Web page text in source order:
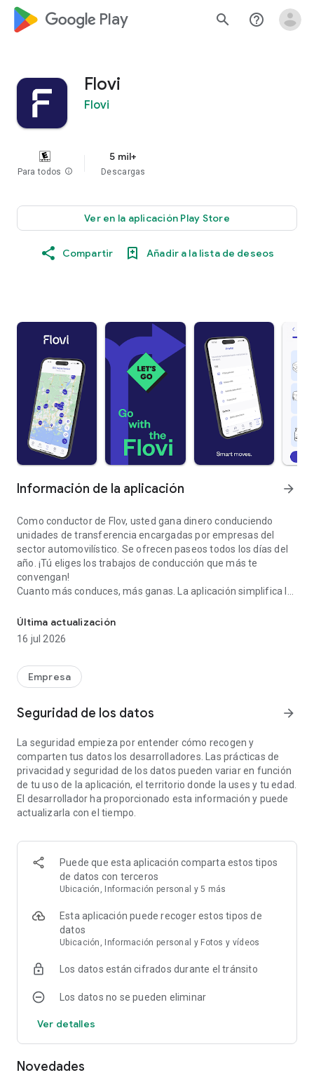
google_logo Play search help_outline
Flovi
Flovi
Para todos info
5 mil+
Descargas
Ver en la aplicación Play Store
Compartir Añadir a la lista de deseos
Información de la aplicación arrow_forward
Como conductor de Flov, usted gana dinero conduciendo
unidades de transferencia encargadas por empresas del
sector automovilístico. Se ofrecen paseos todos los días del
año. ¡Tú eliges los trabajos de conducción que más te
convengan!
Cuanto más conduces, más ganas. La aplicación simplifica la
recompensas y recibir recomendaciones para los momentos
que más le convengan. Gracias a la integración de Google
Maps, puedes ver conciertos gratuitos con sus recompensas
Como conductor, siempre tendrás al equipo de Flov a tu lado
antes, durante y después del viaje. Puede contactarnos
Libertad, flexibilidad y variedad: eso es lo que necesitas para
Tenga en cuenta que el uso de la aplicación requiere una
cuenta de conductor activa con Flov.
Leer más: www.flovi.io
Última actualización
16 jul 2026
Empresa
Seguridad de los datos arrow_forward
La seguridad empieza por entender cómo recogen y
comparten tus datos los desarrolladores. Las prácticas de
privacidad y seguridad de los datos pueden variar en función
de tu uso de la aplicación, el territorio donde la uses y tu edad.
El desarrollador ha proporcionado esta información y puede
actualizarla con el tiempo.
Puede que esta aplicación comparta estos tipos
de datos con terceros
Ubicación, Información personal y 5 más
Esta aplicación puede recoger estos tipos de
datos
Ubicación, Información personal y Fotos y vídeos
Los datos están cifrados durante el tránsito
Los datos no se pueden eliminar
Ver detalles
Novedades